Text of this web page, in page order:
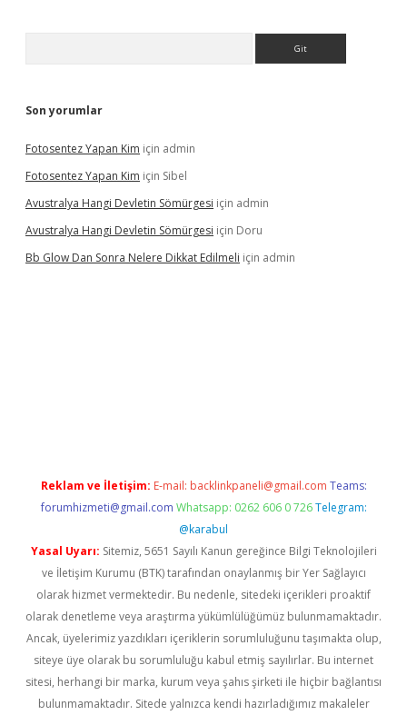
Son yorumlar
Fotosentez Yapan Kim için admin
Fotosentez Yapan Kim için Sibel
Avustralya Hangi Devletin Sömürgesi için admin
Avustralya Hangi Devletin Sömürgesi için Doru
Bb Glow Dan Sonra Nelere Dikkat Edilmeli için admin
Reklam ve İletişim: E-mail: backlinkpaneli@gmail.com Teams:
forumhizmeti@gmail.com Whatsapp: 0262 606 0 726 Telegram:
@karabul
Yasal Uyarı: Sitemiz, 5651 Sayılı Kanun gereğince Bilgi Teknolojileri
ve İletişim Kurumu (BTK) tarafından onaylanmış bir Yer Sağlayıcı
olarak hizmet vermektedir. Bu nedenle, sitedeki içerikleri proaktif
olarak denetleme veya araştırma yükümlülüğümüz bulunmamaktadır.
Ancak, üyelerimiz yazdıkları içeriklerin sorumluluğunu taşımakta olup,
siteye üye olarak bu sorumluluğu kabul etmiş sayılırlar. Bu internet
sitesi, herhangi bir marka, kurum veya şahıs şirketi ile hiçbir bağlantısı
bulunmamaktadır. Sitede yalnızca kendi hazırladığımız makaleler